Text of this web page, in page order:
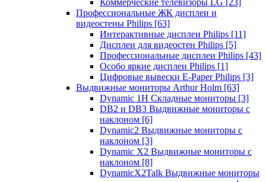
Коммерческие телевизоры LG [23]
Профессиональные ЖК дисплеи и
видеостены Philips [63]
Интерактивные дисплеи Philips [11]
Дисплеи для видеостен Philips [5]
Профессиональные дисплеи Philips [43]
Особо яркие дисплеи Philips [1]
Цифровые вывески E-Paper Philips [3]
Выдвижные мониторы Arthur Holm [63]
Dynamic 1Н Складные мониторы [3]
DB2 и DB3 Выдвижные мониторы с
наклоном [6]
Dynamic2 Выдвижные мониторы с
наклоном [3]
Dynamic X2 Выдвижные мониторы с
наклоном [8]
DynamicX2Talk Выдвижные мониторы